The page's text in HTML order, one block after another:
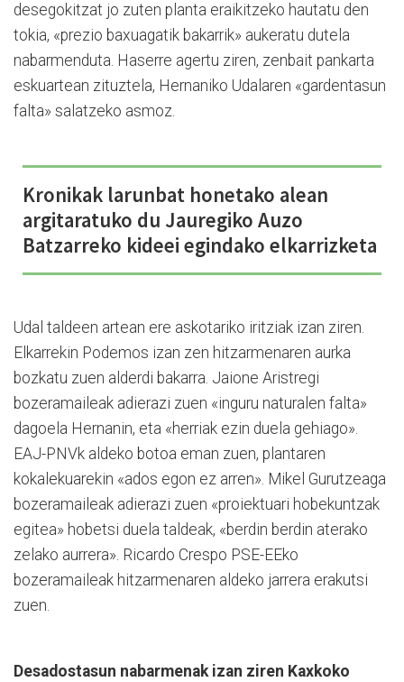
desegokitzat jo zuten planta eraikitzeko hautatu den
tokia, «prezio baxuagatik bakarrik» aukeratu dutela
nabarmenduta. Haserre agertu ziren, zenbait pankarta
eskuartean zituztela, Hernaniko Udalaren «gardentasun
falta» salatzeko asmoz.
Kronikak larunbat honetako alean
argitaratuko du Jauregiko Auzo
Batzarreko kideei egindako elkarrizketa
Udal taldeen artean ere askotariko iritziak izan ziren.
Elkarrekin Podemos izan zen hitzarmenaren aurka
bozkatu zuen alderdi bakarra. Jaione Aristregi
bozeramaileak adierazi zuen «inguru naturalen falta»
dagoela Hernanin, eta «herriak ezin duela gehiago».
EAJ-PNVk aldeko botoa eman zuen, plantaren
kokalekuarekin «ados egon ez arren». Mikel Gurutzeaga
bozeramaileak adierazi zuen «proiektuari hobekuntzak
egitea» hobetsi duela taldeak, «berdin berdin aterako
zelako aurrera». Ricardo Crespo PSE-EEko
bozeramaileak hitzarmenaren aldeko jarrera erakutsi
zuen.
Desadostasun nabarmenak izan ziren Kaxkoko